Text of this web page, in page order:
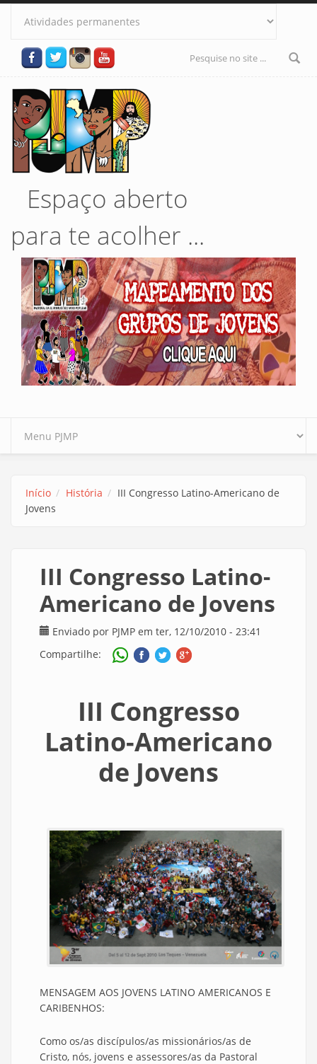
Pular para o conteúdo principal
Formulário
Espaço aberto
para te acolher ...
Início História
III Congresso Latino-Americano de
Jovens
III Congresso Latino-
Americano de Jovens
Enviado por PJMP em ter, 12/10/2010 - 23:41
Compartilhe:
III Congresso
Latino-Americano
de Jovens
MENSAGEM AOS JOVENS LATINO AMERICANOS E
CARIBENHOS:
Como os/as discípulos/as missionários/as de
Cristo, nós, jovens e assessores/as da Pastoral